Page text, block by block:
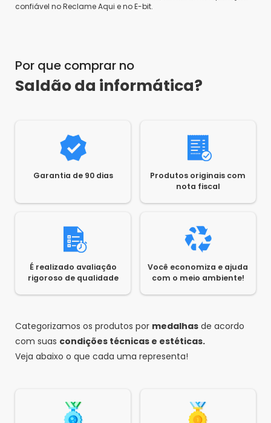
confiável no Reclame Aqui e no E-bit.
Por que comprar no
Saldão da informática?
Garantia de 90 dias
Produtos originais com
nota fiscal
É realizado avaliação
rigoroso de qualidade
Você economiza e ajuda
com o meio ambiente!
Categorizamos os produtos por medalhas de acordo
com suas condições técnicas e estéticas.
Veja abaixo o que cada uma representa!